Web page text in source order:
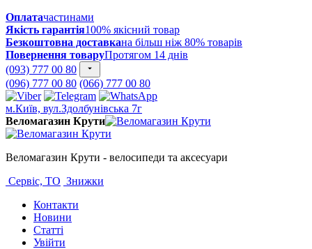
Оплатачастинами
Якість гарантія100% якісний товар
Безкоштовна доставкана більш ніж 80% товарів
Повернення товаруПротягом 14 днів
(093) 777 00 80
(096) 777 00 80 (066) 777 00 80
м.Київ, вул.Здолбунівська 7г
Веломагазин Крути
Веломагазин Крути - велосипеди та аксесуари
Сервіс, ТО Знижки
Контакти
Новини
Статті
Увійти